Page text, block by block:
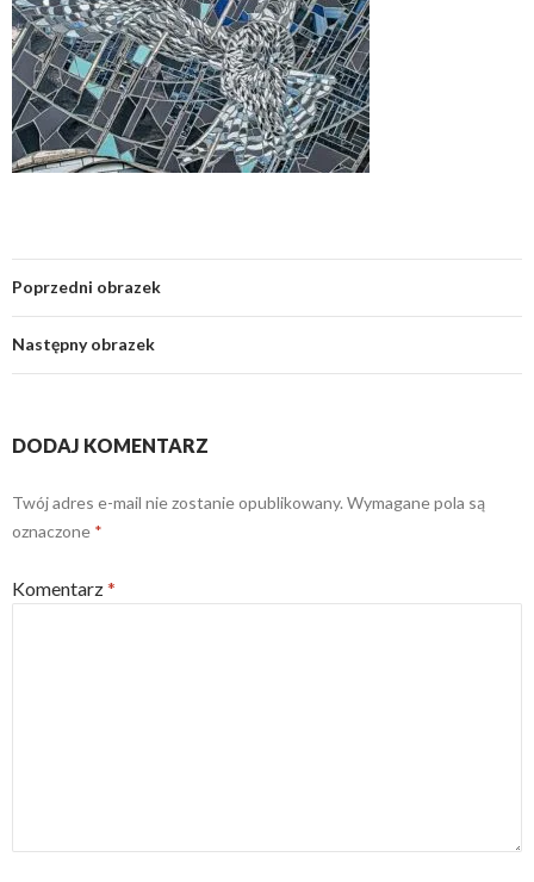
Poprzedni obrazek
Następny obrazek
DODAJ KOMENTARZ
Twój adres e-mail nie zostanie opublikowany. Wymagane pola są
oznaczone *
Komentarz*